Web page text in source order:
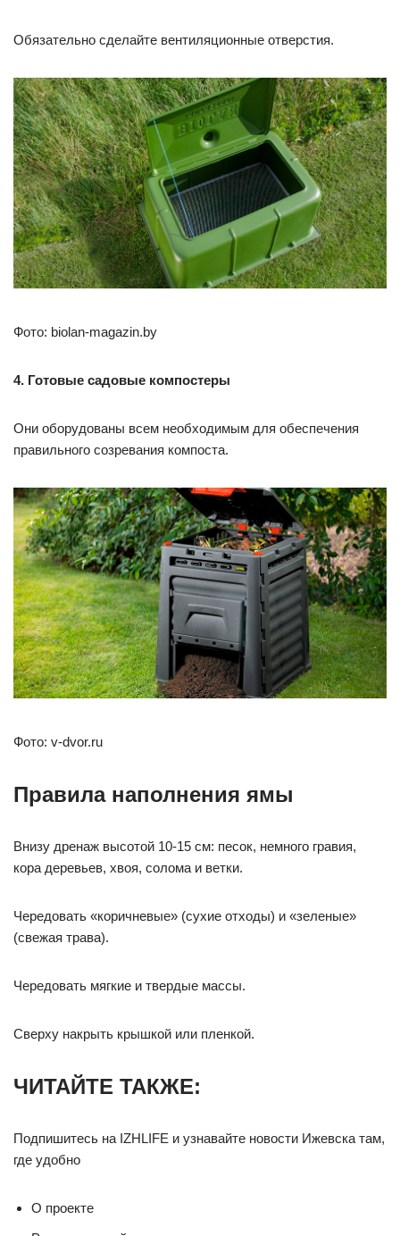
Обязательно сделайте вентиляционные отверстия.
Фото: biolan-magazin.by
4. Готовые садовые компостеры
Они оборудованы всем необходимым для обеспечения
правильного созревания компоста.
Фото: v-dvor.ru
Правила наполнения ямы
Внизу дренаж высотой 10-15 см: песок, немного гравия,
кора деревьев, хвоя, солома и ветки.
Чередовать «коричневые» (сухие отходы) и «зеленые»
(свежая трава).
Чередовать мягкие и твердые массы.
Сверху накрыть крышкой или пленкой.
ЧИТАЙТЕ ТАКЖЕ:
Подпишитесь на IZHLIFE и узнавайте новости Ижевска там,
где удобно
О проекте